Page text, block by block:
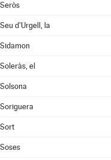
Seròs
Seu d'Urgell, la
Sidamon
Soleràs, el
Solsona
Soriguera
Sort
Soses